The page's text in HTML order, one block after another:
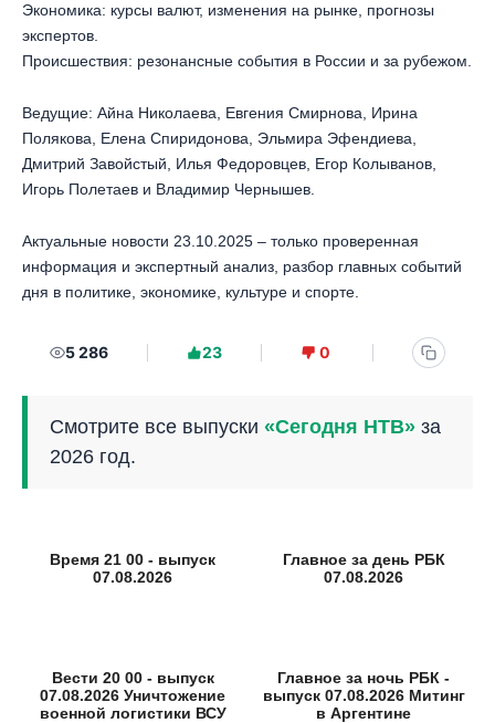
Экономика: курсы валют, изменения на рынке, прогнозы
экспертов.
Происшествия: резонансные события в России и за рубежом.
Ведущие: Айна Николаева, Евгения Смирнова, Ирина
Полякова, Елена Спиридонова, Эльмира Эфендиева,
Дмитрий Завойстый, Илья Федоровцев, Егор Колыванов,
Игорь Полетаев и Владимир Чернышев.
Актуальные новости 23.10.2025 – только проверенная
информация и экспертный анализ, разбор главных событий
дня в политике, экономике, культуре и спорте.
5 286 23 0
Смотрите все выпуски «Сегодня НТВ» за
2026 год.
Время 21 00 - выпуск
07.08.2026
Главное за день РБК
07.08.2026
Вести 20 00 - выпуск
07.08.2026 Уничтожение
военной логистики ВСУ
Главное за ночь РБК -
выпуск 07.08.2026 Митинг
в Аргентине